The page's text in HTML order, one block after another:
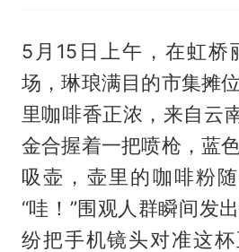
5月15日上午，在虹桥
场，琳琅满目的市集摊
里咖啡香正浓，来自云
金合握着一把喷枪，蓝
吸壶，壶里的咖啡粉
“哇！”围观人群瞬间发
纷把手机镜头对准这杯